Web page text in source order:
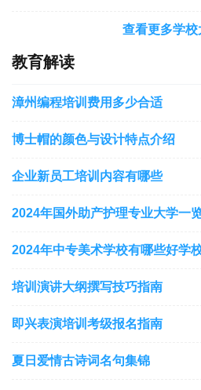
查看更多学校
教育解读
漳州编程培训费用多少合适
博士帽的颜色与设计特点介绍
企业新员工培训内容有哪些
2024年国外助产护理专业大学一
2024年中专美术学校有哪些好学
培训演讲大纲撰写技巧指南
即兴表演培训考级报名指南
夏日爱情古诗词名句集锦